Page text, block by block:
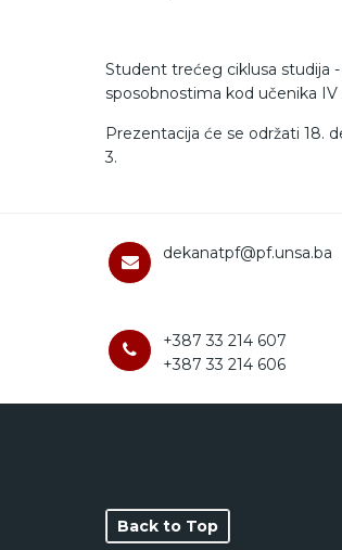
Student trećeg ciklusa studija
sposobnostima kod učenika IV
Prezentacija će se održati 18.
3.
dekanatpf@pf.unsa.ba
+387 33 214 607
+387 33 214 606
Back to Top